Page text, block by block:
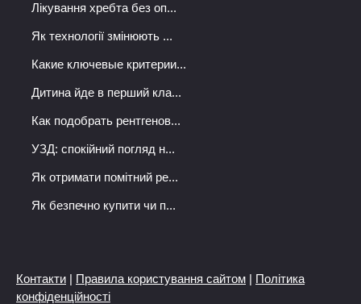
Лікування хребта без оп...
Як технології змінюють ...
Какие ключевые критерии...
Дитина йде в перший кла...
Как подобрать рентгенов...
УЗД: спокійний погляд н...
Як отримати помітний ре...
Як безпечно купити чи п...
Контакти | Правила користування сайтом | Політика
конфіденційності